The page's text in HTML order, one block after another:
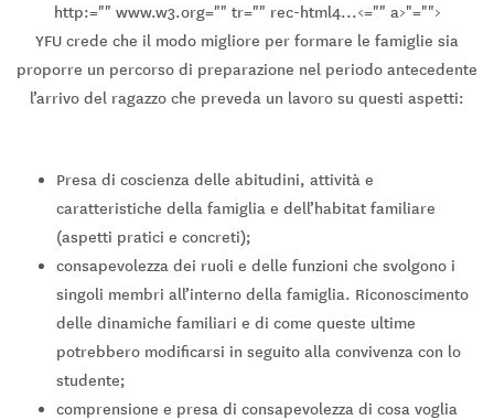
http:="" www.w3.org="" tr="" rec-html4...<="" a>"="">
YFU crede che il modo migliore per formare le famiglie sia
proporre un percorso di preparazione nel periodo antecedente
l’arrivo del ragazzo che preveda un lavoro su questi aspetti:
Presa di coscienza delle abitudini, attività e
caratteristiche della famiglia e dell’habitat familiare
(aspetti pratici e concreti);
consapevolezza dei ruoli e delle funzioni che svolgono i
singoli membri all’interno della famiglia. Riconoscimento
delle dinamiche familiari e di come queste ultime
potrebbero modificarsi in seguito alla convivenza con lo
studente;
comprensione e presa di consapevolezza di cosa voglia